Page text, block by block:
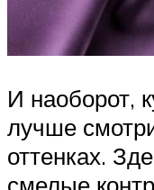
И наоборот,
лучше
оттенках.